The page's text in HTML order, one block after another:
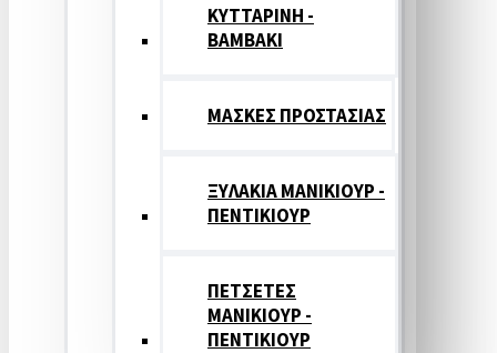
ΚΥΤΤΑΡΙΝΗ -
ΒΑΜΒΑΚΙ
ΜΑΣΚΕΣ ΠΡΟΣΤΑΣΙΑΣ
ΞΥΛΑΚΙΑ ΜΑΝΙΚΙΟΥΡ -
ΠΕΝΤΙΚΙΟΥΡ
ΠΕΤΣΕΤΕΣ
ΜΑΝΙΚΙΟΥΡ -
ΠΕΝΤΙΚΙΟΥΡ